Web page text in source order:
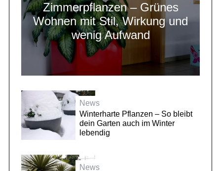
Zimmerpflanzen – Grünes
Wohnen mit Stil, Wirkung und
wenig Aufwand
News
Winterharte Pflanzen – So bleibt
dein Garten auch im Winter
lebendig
News